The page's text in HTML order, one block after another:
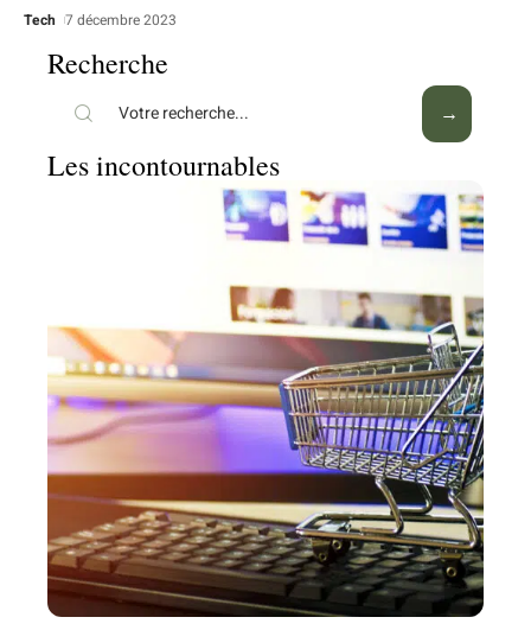
Tech 7 décembre 2023
Recherche
Les incontournables